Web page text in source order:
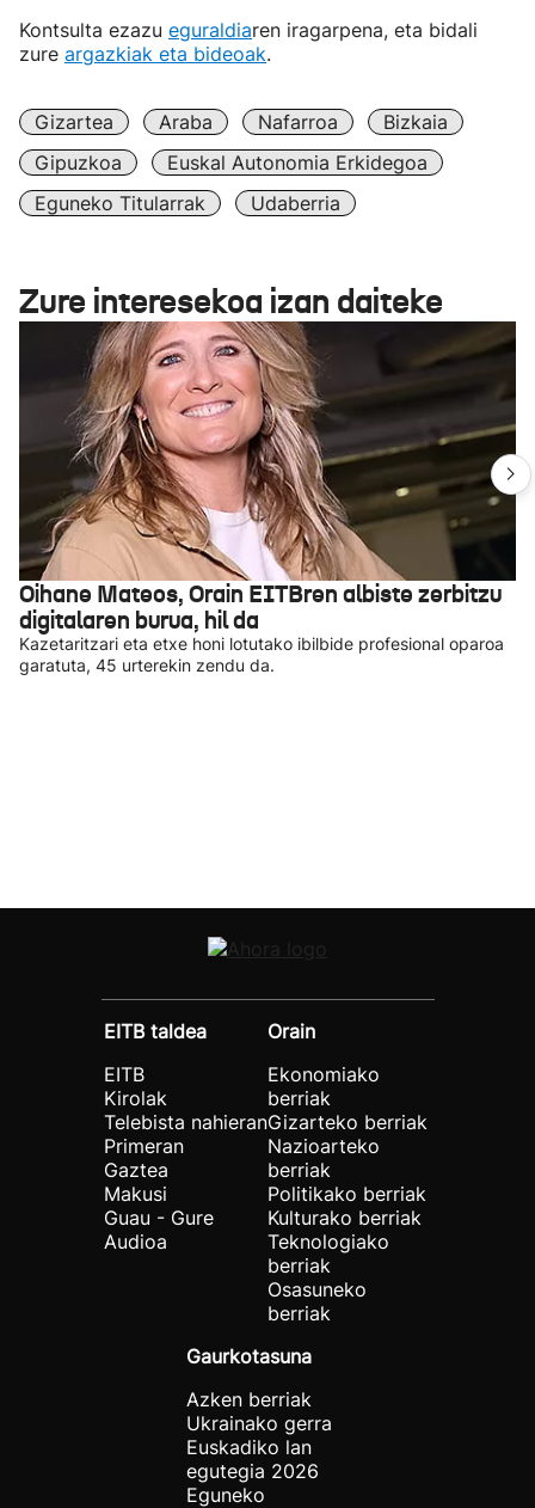
Kontsulta ezazu eguraldiaren iragarpena, eta bidali
zure argazkiak eta bideoak.
Gizartea Araba Nafarroa
Bizkaia
Gipuzkoa
Euskal Autonomia Erkidegoa
Eguneko Titularrak
Udaberria
Zure interesekoa izan daiteke
Oihane Mateos, Orain EITBren albiste zerbitzu
digitalaren burua, hil da
Kazetaritzari eta etxe honi lotutako ibilbide profesional oparoa
garatuta, 45 urterekin zendu da.
EITB taldea
EITB
Kirolak
Telebista nahieran
Primeran
Gaztea
Makusi
Guau - Gure
Audioa
Orain
Ekonomiako
berriak
Gizarteko berriak
Nazioarteko
berriak
Politikako berriak
Kulturako berriak
Teknologiako
berriak
Osasuneko
berriak
Gaurkotasuna
Azken berriak
Ukrainako gerra
Euskadiko lan
egutegia 2026
Eguneko